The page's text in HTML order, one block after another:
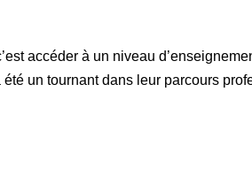
accéder à un niveau
un tournant dans leur parcours